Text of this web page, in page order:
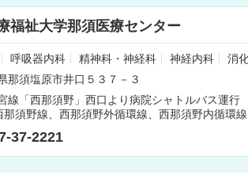
福祉大学那須医療センター
呼吸器内科 精神科・神経科 神経内科
消
内科
小児科 気管食道科
外科
心臓血管外科 皮膚科
産婦人科 眼科 耳鼻咽喉科
歯科口腔外科
放射線科 麻酔科 アレルギー科 呼吸器科
心療内科
科
救急科
美容外科 小児皮膚科
那須塩原市井口５３７－３
線「西那須野」西口より病院シャトルバス運
那須野線、西那須野外循環線、西那須野内循環
車15分
37-2221